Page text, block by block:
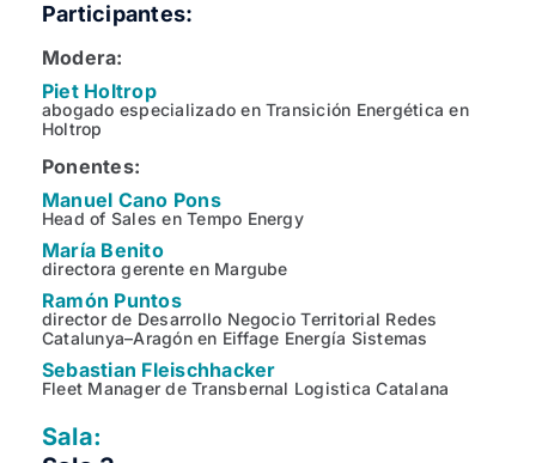
Participantes:
Modera:
Piet Holtrop
abogado especializado en Transición Energética en
Holtrop
Ponentes:
Manuel Cano Pons
Head of Sales en Tempo Energy
María Benito
directora gerente en Margube
Ramón Puntos
director de Desarrollo Negocio Territorial Redes
Catalunya–Aragón en Eiffage Energía Sistemas
Sebastian Fleischhacker
Fleet Manager de Transbernal Logistica Catalana
Sala: